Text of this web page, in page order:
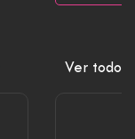
Ver todo